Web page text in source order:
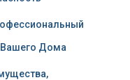
Вашего Дома